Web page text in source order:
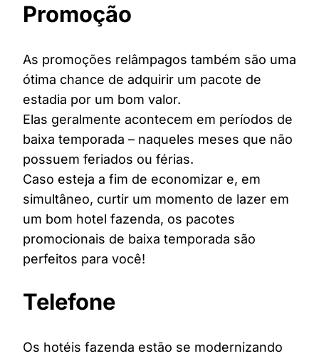
Promoção
As promoções relâmpagos também são uma
ótima chance de adquirir um pacote de
estadia por um bom valor.
Elas geralmente acontecem em períodos de
baixa temporada – naqueles meses que não
possuem feriados ou férias.
Caso esteja a fim de economizar e, em
simultâneo, curtir um momento de lazer em
um bom hotel fazenda, os pacotes
promocionais de baixa temporada são
perfeitos para você!
Telefone
Os hotéis fazenda estão se modernizando